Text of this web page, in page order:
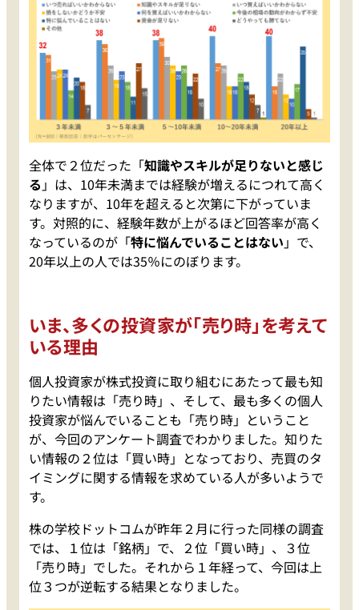
全体で２位だった「知識やスキルが足りないと感じ
る 」は、10年未満までは経験が増えるにつれて高く
なりますが、10年を超えると次第に下がっていま
す。対照的に、経験年数が上がるほど回答率が高く
なっているのが「特に悩んでいることはない 」で、
20年以上の人では35％にのぼります。
いま、多くの投資家が「売り時」を考えて
いる理由
個人投資家が株式投資に取り組むにあたって最も知
りたい情報は「売り時」、そして、最も多くの個人
投資家が悩んでいることも「売り時」ということ
が、今回のアンケート調査でわかりました。知りた
い情報の２位は「買い時」となっており、売買のタ
イミングに関する情報を求めている人が多いようで
す。
株の学校ドットコムが昨年２月に行った同様の調査
では、１位は「銘柄」で、２位「買い時」、３位
「売り時」でした。それから１年経って、今回は上
位３つが逆転する結果となりました。